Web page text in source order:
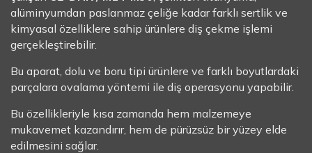
alüminyumdan paslanmaz çeliğe kadar farklı sertlik ve
kimyasal özelliklere sahip ürünlere diş çekme işlemi
gerçekleştirebilir.
Bu aparat, dolu ve boru tipi ürünlere ve farklı boyutlardaki
parçalara ovalama yöntemi ile diş operasyonu yapabilir.
Bu özellikleriyle kısa zamanda hem malzemeye
mukavemet kazandırır, hem de pürüzsüz bir yüzey elde
edilmesini sağlar.